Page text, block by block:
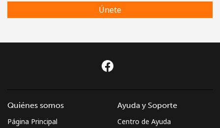
Únete
Quiénes somos
Página Principal
Ayuda y Soporte
Centro de Ayuda